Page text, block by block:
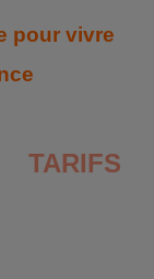
pour vivre
TARIFS